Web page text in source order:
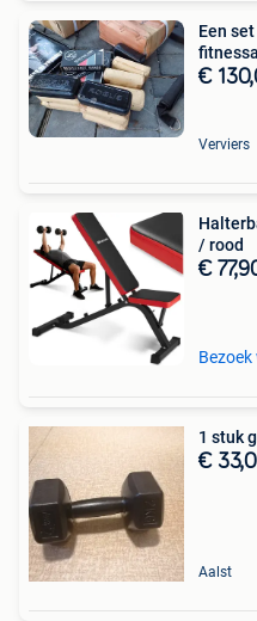
Een
€
Verviers
/ rood
€
1 stuk
€
Aalst